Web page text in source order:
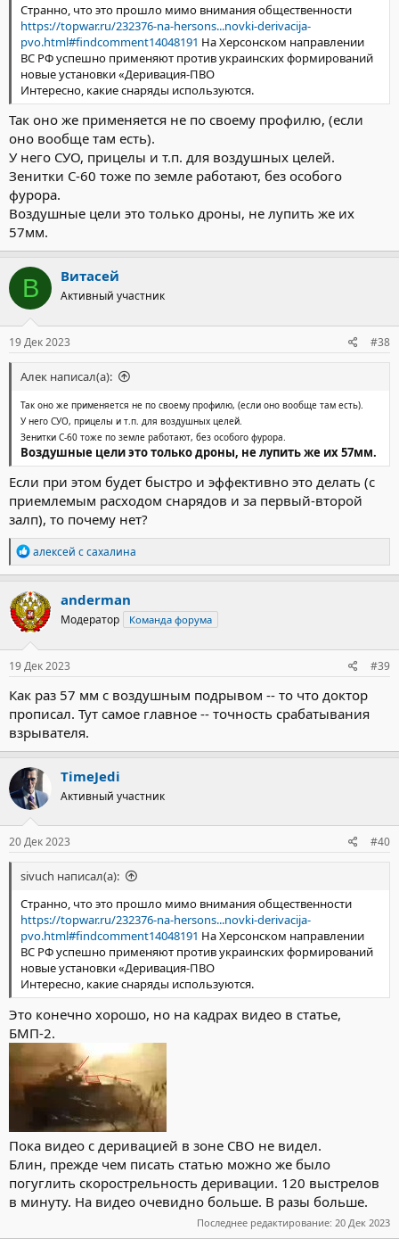
Странно, что это прошло мимо внимания общественности
https://topwar.ru/232376-na-hersons...novki-derivacija-
pvo.html#findcomment14048191 На Херсонском направлении
ВС РФ успешно применяют против украинских формирований
новые установки «Деривация-ПВО
Интересно, какие снаряды используются.
Так оно же применяется не по своему профилю, (если
оно вообще там есть).
У него СУО, прицелы и т.п. для воздушных целей.
Зенитки С-60 тоже по земле работают, без особого
фурора.
Воздушные цели это только дроны, не лупить же их
57мм.
В Витасей
Активный участник
19 Дек 2023 #38
Алек написал(а):
Так оно же применяется не по своему профилю, (если оно вообще там есть).
У него СУО, прицелы и т.п. для воздушных целей.
Зенитки С-60 тоже по земле работают, без особого фурора.
Воздушные цели это только дроны, не лупить же их 57мм.
Если при этом будет быстро и эффективно это делать (с
приемлемым расходом снарядов и за первый-второй
залп), то почему нет?
Р
е
а
к
ц
и
и
:
алексей с сахалина
anderman
Модератор Команда форума
19 Дек 2023 #39
Как раз 57 мм с воздушным подрывом -- то что доктор
прописал. Тут самое главное -- точность срабатывания
взрывателя.
TimeJedi
Активный участник
20 Дек 2023 #40
sivuch написал(а):
Странно, что это прошло мимо внимания общественности
https://topwar.ru/232376-na-hersons...novki-derivacija-
pvo.html#findcomment14048191 На Херсонском направлении
ВС РФ успешно применяют против украинских формирований
новые установки «Деривация-ПВО
Интересно, какие снаряды используются.
Это конечно хорошо, но на кадрах видео в статье,
БМП-2.
Пока видео с деривацией в зоне СВО не видел.
Блин, прежде чем писать статью можно же было
погуглить скорострельность деривации. 120 выстрелов
в минуту. На видео очевидно больше. В разы больше.
Последнее редактирование: 20 Дек 2023